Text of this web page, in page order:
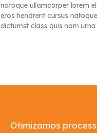
natoque ullamcorper lorem
eros hendrerit cursus
dictumst class quis nam urna
Otimizamos